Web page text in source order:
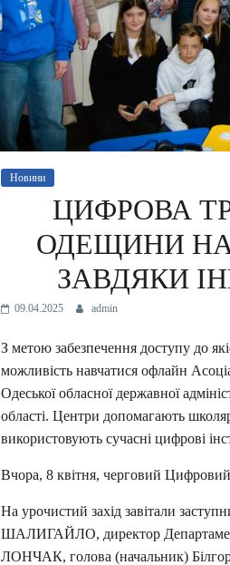
Новини
ЦИФРОВА
ОДЕЩИНИ
ЗАВДЯКИ
09.04.2025 admin
З метою забезпечення доступу до
можливість навчатися офлайн
Одеської обласної державної
області. Центри допомагають
використовують сучасні цифрові
Вчора, 8 квітня, черговий Цифровий
На урочистий захід завітали
ШАЛИГАЙЛО, директор Департаменту
ЛОНЧАК, голова (начальник)